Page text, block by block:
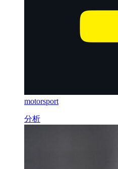
motorsport
分析